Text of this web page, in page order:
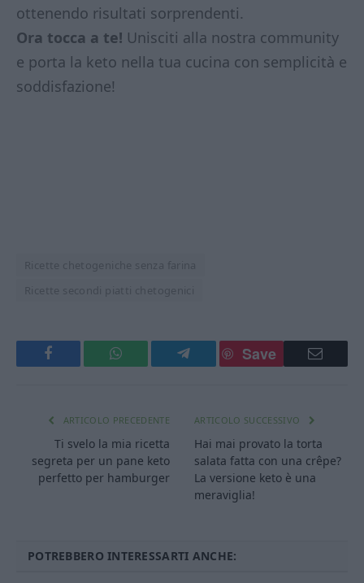
ottenendo risultati sorprendenti.
Ora tocca a te! Unisciti alla nostra community
e porta la keto nella tua cucina con semplicità e
soddisfazione!
Ricette chetogeniche senza farina
Ricette secondi piatti chetogenici
Facebook WhatsApp Telegram
Save
Email
ARTICOLO PRECEDENTE
Ti svelo la mia ricetta
segreta per un pane keto
perfetto per hamburger
ARTICOLO SUCCESSIVO
Hai mai provato la torta
salata fatta con una crêpe?
La versione keto è una
meraviglia!
POTREBBERO INTERESSARTI ANCHE: